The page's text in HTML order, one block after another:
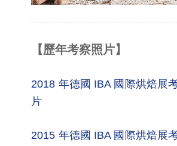
【歷年考察照片】
2018 年德國 IBA 國際烘焙展
片
2015 年德國 IBA 國際烘焙展